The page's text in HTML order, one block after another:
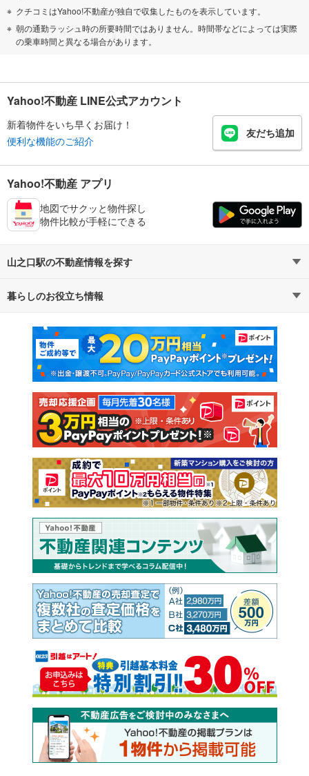
クチコミはYahoo!不動産が独自で収集したものを表示しています。
朝の通勤ラッシュ時の所要時間ではありません。時間帯などによっては実際
の乗車時間と異なる場合があります。
Yahoo!不動産 LINE公式アカウント
新着物件をいち早くお届け！
便利な機能のご紹介
友だち追加
Yahoo!不動産 アプリ
地図でサクッと物件探し
物件比較が手軽にできる
山之口駅の不動産情報を探す
不動産・住宅
新築マンション 中古マンション
新築一戸建て 中古一戸建て
注文住宅 土地
売却査定
暮らしのお役立ち情報
マンションカタログ 教えて！住まいの先生